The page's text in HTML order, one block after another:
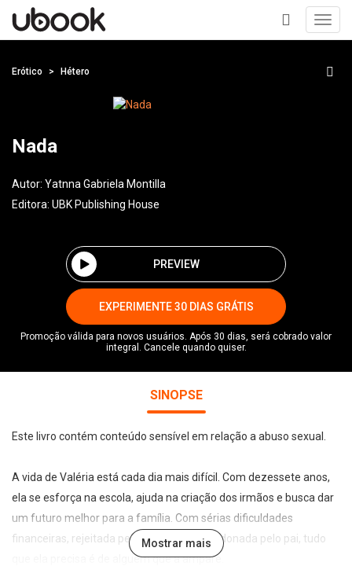
+
Erótico Hétero
Nada
Autor: Yatnna Gabriela Montilla
Editora: UBK Publishing House
PREVIEW
EXPERIMENTE 30 DIAS GRÁTIS
Promoção válida para novos usuários. Após 30 dias, será cobrado valor
integral. Cancele quando quiser.
SINOPSE
Este livro contém conteúdo sensível em relação a abuso sexual.
A vida de Valéria está cada dia mais difícil. Com dezessete anos,
ela se esforça na escola, ajuda na criação dos irmãos e busca dar
um futuro melhor para a família. Com sérias dificuldades
financeiras, rejeitada pelas amigas e abandonada pelo pai, tudo
que ela precisa é de alguém que a ampare.
Mostrar mais